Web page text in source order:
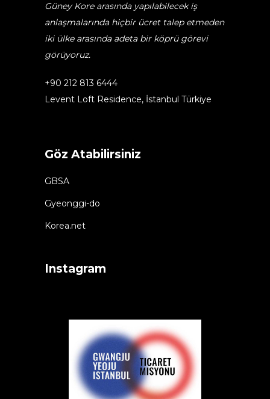
Güney Kore arasında yapılabilecek iş
anlaşmalarında hiçbir ücret talep etmeden
iki ülke arasında adeta bir köprü görevi
görüyoruz.
+90 212 813 6444
Levent Loft Residence, İstanbul Türkiye
Göz Atabilirsiniz
GBSA
Gyeonggi-do
Korea.net
Instagram